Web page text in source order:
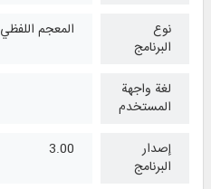
نوع
البرنامج
المعجم اللفظي
لغة واجهة
المستخدم
إصدار
البرنامج
3.00